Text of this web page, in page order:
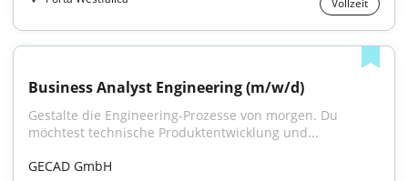
Vollzeit
Business Analyst Engineering (m/w/d)
Gestalte die Engineering-Prozesse von morgen. Du
möchtest technische Produktentwicklung und...
GECAD GmbH